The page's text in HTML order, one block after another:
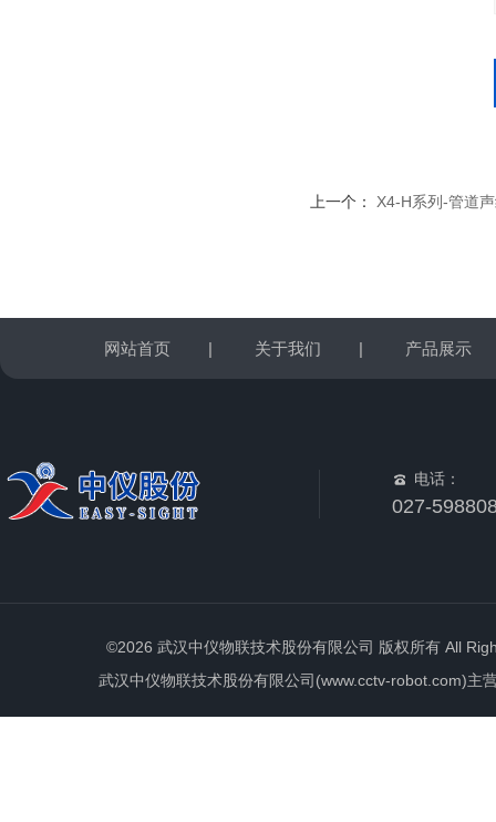
上一个： X4-H系列-管道
网站首页 | 关于我们 | 产品展示
电话：
027-
©2026 武汉中仪物联技术股份有限公司 版权所有 All
武汉中仪物联技术股份有限公司(www.cctv-robot.com)主